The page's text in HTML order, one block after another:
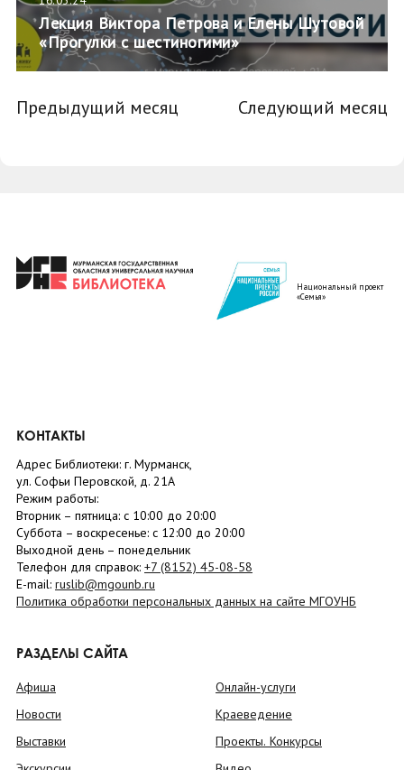
Лекция Виктора Петрова и Елены Шутовой
«Прогулки с шестиногими»
Предыдущий месяц Следующий месяц
Национальный проект
«Семья»
КОНТАКТЫ
Адрес Библиотеки: г. Мурманск,
ул. Софьи Перовской, д. 21А
Режим работы:
Вторник – пятница: с 10:00 до 20:00
Суббота – воскресенье: c 12:00 до 20:00
Выходной день – понедельник
Телефон для справок: +7 (8152) 45-08-58
E-mail: ruslib@mgounb.ru
Политика обработки персональных данных на сайте МГОУНБ
РАЗДЕЛЫ САЙТА
Афиша
Новости
Выставки
Онлайн-услуги
Краеведение
Проекты. Конкурсы